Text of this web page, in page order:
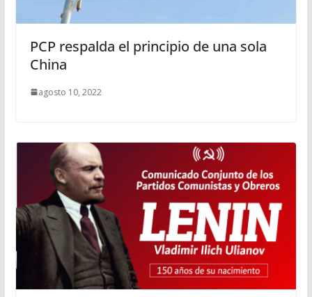
PCP respalda el principio de una sola
China
agosto 10, 2022